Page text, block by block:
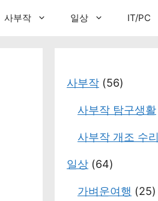
사부작 일상 IT/PC
사부작 (56)
사부작 탐구생활
사부작 개조 수리
일상 (64)
가벼운여행 (25)